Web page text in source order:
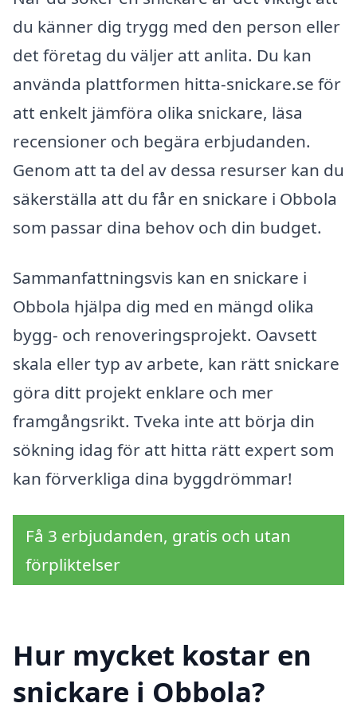
du känner dig trygg med den person eller
det företag du väljer att anlita. Du kan
använda plattformen hitta-snickare.se för
att enkelt jämföra olika snickare, läsa
recensioner och begära erbjudanden.
Genom att ta del av dessa resurser kan du
säkerställa att du får en snickare i Obbola
som passar dina behov och din budget.
Sammanfattningsvis kan en snickare i
Obbola hjälpa dig med en mängd olika
bygg- och renoveringsprojekt. Oavsett
skala eller typ av arbete, kan rätt snickare
göra ditt projekt enklare och mer
framgångsrikt. Tveka inte att börja din
sökning idag för att hitta rätt expert som
kan förverkliga dina byggdrömmar!
Få 3 erbjudanden, gratis och utan
förpliktelser
Hur mycket kostar en
snickare i Obbola?